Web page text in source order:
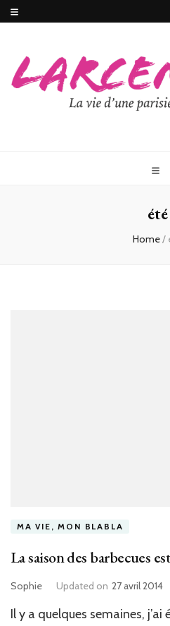
été
Home/
MA VIE, MON BLABLA
La saison des barbecues
Sophie Updated on 27 avril 2014
Il y a quelques semaines,